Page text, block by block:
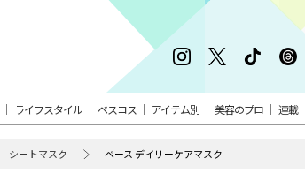
ライフスタイル ベスコス アイテム別 美容のプロ 連載
シートマスク ベース デイリーケアマスク